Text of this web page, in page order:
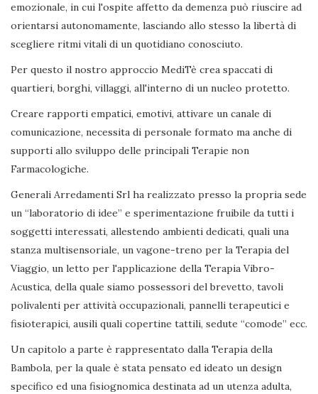
emozionale, in cui l'ospite affetto da demenza può riuscire ad
orientarsi autonomamente, lasciando allo stesso la libertà di
scegliere ritmi vitali di un quotidiano conosciuto.
Per questo il nostro approccio MediTè crea spaccati di
quartieri, borghi, villaggi, all'interno di un nucleo protetto.
Creare rapporti empatici, emotivi, attivare un canale di
comunicazione, necessita di personale formato ma anche di
supporti allo sviluppo delle principali Terapie non
Farmacologiche.
Generali Arredamenti Srl ha realizzato presso la propria sede
un “laboratorio di idee” e sperimentazione fruibile da tutti i
soggetti interessati, allestendo ambienti dedicati, quali una
stanza multisensoriale, un vagone-treno per la Terapia del
Viaggio, un letto per l'applicazione della Terapia Vibro-
Acustica, della quale siamo possessori del brevetto, tavoli
polivalenti per attività occupazionali, pannelli terapeutici e
fisioterapici, ausili quali copertine tattili, sedute “comode” ecc.
Un capitolo a parte è rappresentato dalla Terapia della
Bambola, per la quale è stata pensato ed ideato un design
specifico ed una fisiognomica destinata ad un utenza adulta,